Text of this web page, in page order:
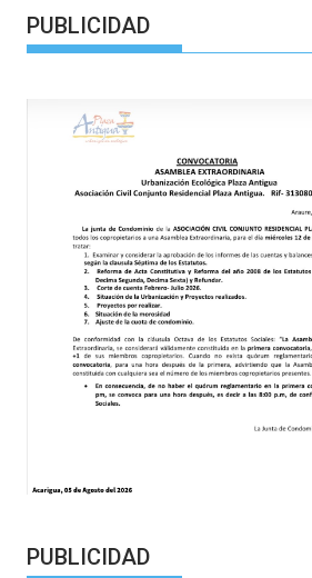
PUBLICIDAD
PUBLICIDAD